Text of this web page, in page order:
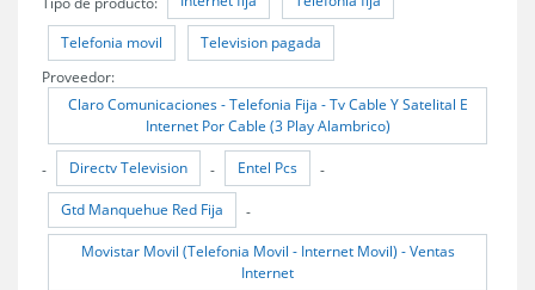
Telefonia movil Television pagada
Proveedor:
Claro Comunicaciones - Telefonia Fija - Tv Cable Y Satelital E
Internet Por Cable (3 Play Alambrico)
- Directv Television - Entel Pcs -
Gtd Manquehue Red Fija -
Movistar Movil (Telefonia Movil - Internet Movil) - Ventas
Internet